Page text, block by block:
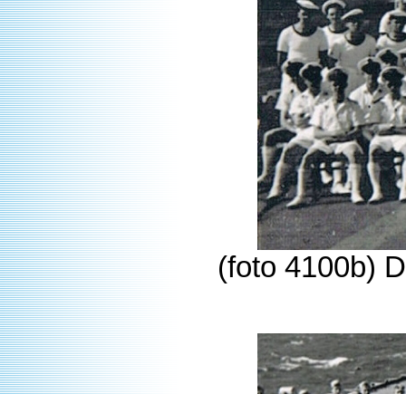
(foto 4100b)